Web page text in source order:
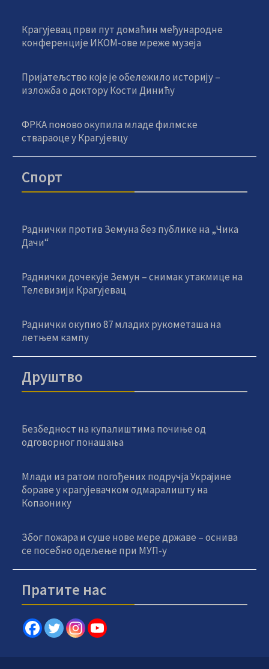
Крагујевац први пут домаћин међународне
конференције ИКОМ-ове мреже музеја
Пријатељство које је обележило историју –
изложба о доктору Кости Динићу
ФРКА поново окупила младе филмске
ствараоце у Крагујевцу
Спорт
Раднички против Земуна без публике на „Чика
Дачи“
Раднички дочекује Земун – снимак утакмице на
Телевизији Крагујевац
Раднички окупио 87 младих рукометаша на
летњем кампу
Друштво
Безбедност на купалиштима почиње од
одговорног понашања
Млади из ратом погођених подручја Украјине
бораве у крагујевачком одмаралишту на
Копаонику
Због пожара и суше нове мере државе – оснива
се посебно одељење при МУП-у
Пратите нас